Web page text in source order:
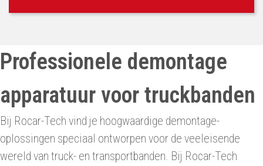
Professionele demontage
apparatuur voor truckbanden
Bij Rocar-Tech vind je hoogwaardige demontage-
oplossingen speciaal ontworpen voor de veeleisende
wereld van truck- en transportbanden. Bij Rocar-Tech